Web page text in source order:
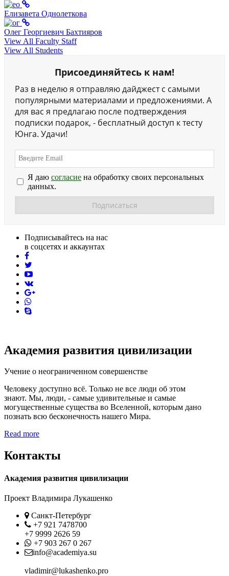
Елизавета Однолеткова
Олег Георгиевич Бахтияров
View All Faculty Staff
View All Students
Присоединяйтесь к нам!
Раз в неделю я отправляю дайджест с самыми
популярными материалами и предложениями. А
для вас я предлагаю после подтверждения
подписки подарок, - бесплатный доступ к тесту
Юнга. Удачи!
Я даю согласие на обработку своих персональных
данных.
Подписывайтесь на нас
в соцсетях и аккаунтах
facebook
youtube
vk
skype
Академия развития цивилизации
Учение о неограниченном совершенстве
Человеку доступно всё. Только не все люди об этом
знают. Мы, люди, - самые удивительные и самые
могущественные существа во Вселенной, которым дано
познать всю бесконечность нашего Мира.
Read more
Контакты
Академия развития цивилизации
Проект Владимира Лукашенко
Location
Санкт-Петербург
Phone
+7 921 7478700
+7 9999 2626 59
Whatsapp
+7 903 267 0 267
Contact
info@academiya.su
vladimir@lukashenko.pro